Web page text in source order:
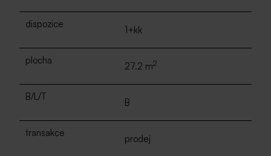
dispozice
1+kk
plocha
27.2 m2
B/L/T
B
transakce
prodej